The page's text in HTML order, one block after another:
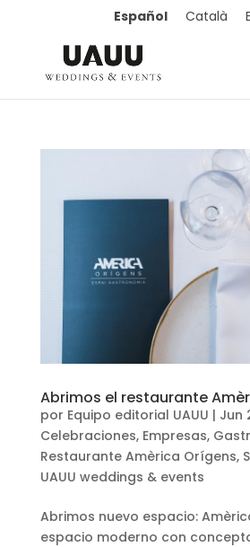
Español Català
Abrimos el restaurante
por Equipo editorial UAUU | Jun
Celebraciones, Empresas,
Restaurante Amèrica Orígens,
UAUU weddings & events
Abrimos nuevo espacio:
espacio moderno con